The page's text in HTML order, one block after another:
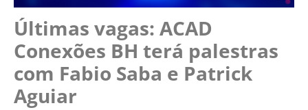
Últimas vagas: ACAD
Conexões BH terá palestras
com Fabio Saba e Patrick
Aguiar